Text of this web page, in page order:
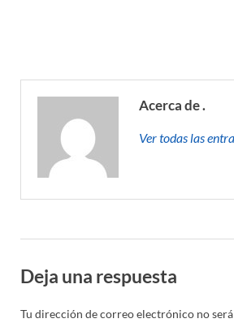
Acerca de .
Ver todas las
Deja una respuesta
Tu dirección de correo electrónico no